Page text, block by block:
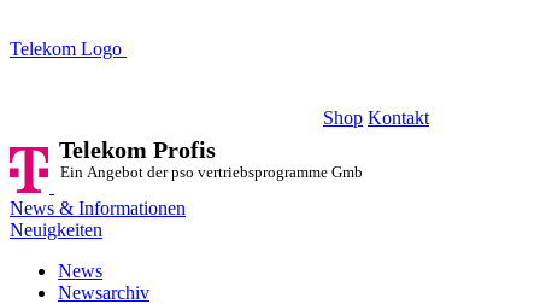
Telekom Logo
Shop Kontakt
Telekom Profis
Ein Angebot der pso vertriebsprogramme GmbH
News & Informationen
Neuigkeiten
News
Newsarchiv